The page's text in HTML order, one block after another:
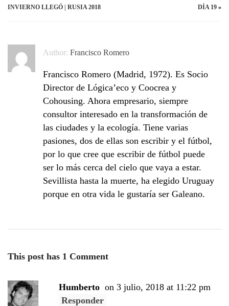
INVIERNO LLEGÓ | RUSIA 2018 DÍA 19 »
Author:Francisco Romero
Francisco Romero (Madrid, 1972). Es Socio
Director de Lógica’eco y Coocrea y
Cohousing. Ahora empresario, siempre
consultor interesado en la transformación de
las ciudades y la ecología. Tiene varias
pasiones, dos de ellas son escribir y el fútbol,
por lo que cree que escribir de fútbol puede
ser lo más cerca del cielo que vaya a estar.
Sevillista hasta la muerte, ha elegido Uruguay
porque en otra vida le gustaría ser Galeano.
This post has 1 Comment
Humberto on 3 julio, 2018 at 11:22 pm
Responder